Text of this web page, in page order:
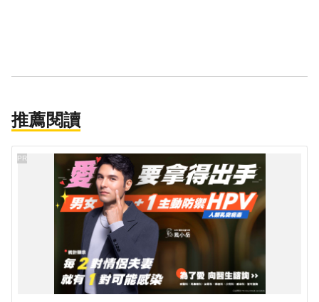
推薦閱讀
PR